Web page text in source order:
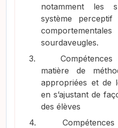
notamment les
système
sourdaveugles.
3.
matière de
appropriées et de
en s’ajustant de
des élèves
4.